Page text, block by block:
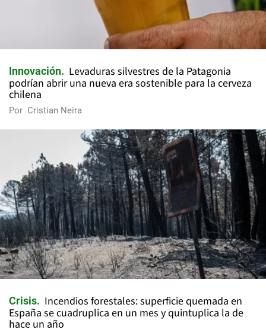
Innovación
Levaduras silvestres de la Patagonia
podrían abrir una nueva era sostenible para la cerveza
chilena
Por Cristian Neira
Crisis
Incendios forestales: superficie quemada en
España se cuadruplica en un mes y quintuplica la de
hace un año